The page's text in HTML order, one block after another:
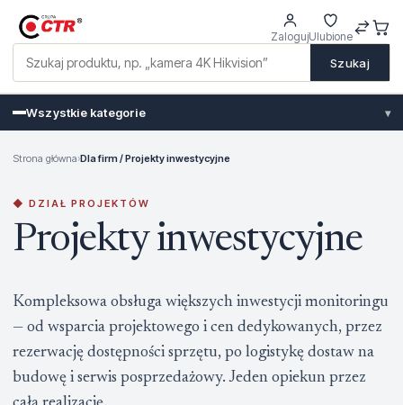
Szukaj
ZalogujUlubione
Wszystkie kategorie ▾
Strona główna›Dla firm / Projekty inwestycyjne
◆ DZIAŁ PROJEKTÓW
Projekty inwestycyjne
Kompleksowa obsługa większych inwestycji monitoringu
— od wsparcia projektowego i cen dedykowanych, przez
rezerwację dostępności sprzętu, po logistykę dostaw na
budowę i serwis posprzedażowy. Jeden opiekun przez